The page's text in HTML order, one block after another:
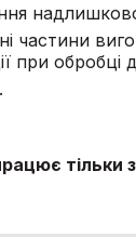
частини
при обробці